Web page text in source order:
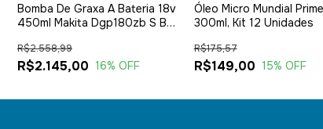
Bomba De Graxa A Bateria 18v
450ml Makita Dgp180zb S Bat
R$2.145,00
R$2.558,99
16% OFF
Óleo Micro Mundial
300ml, Kit 12 Unidades
R$149,00
R$175,57
15% OFF